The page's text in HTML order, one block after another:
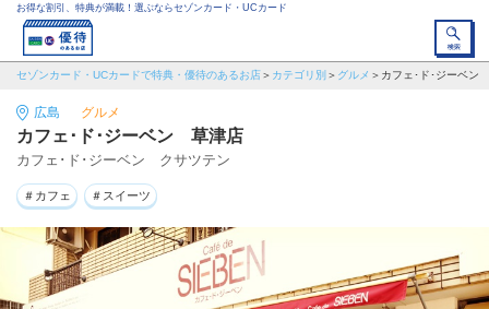
お得な割引、特典が満載！選ぶならセゾンカード・UCカード
セゾンカード・UCカードで特典・優待のあるお店 カテゴリ別 グルメ カフェ･ド･ジーベン
広島 グルメ
カフェ･ド･ジーベン 草津店
カフェ･ド･ジーベン クサツテン
＃カフェ ＃スイーツ